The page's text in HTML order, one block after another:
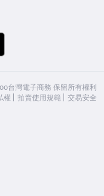
台灣電子商務 保留所有權利
權 拍賣使用規範 交易安全